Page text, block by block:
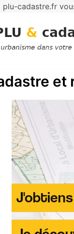
plu-cadastre.fr